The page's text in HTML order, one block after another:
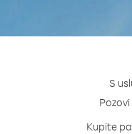
S
Kupite